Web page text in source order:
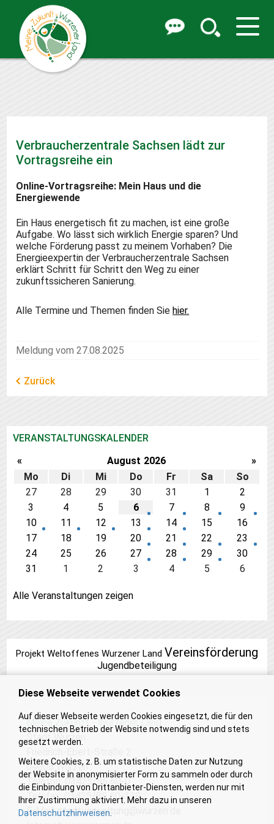
Verbraucherzentrale Sachsen lädt zur
Vortragsreihe ein
Online-Vortragsreihe: Mein Haus und die
Energiewende
Ein Haus energetisch fit zu machen, ist eine große
Aufgabe. Wo lässt sich wirklich Energie sparen? Und
welche Förderung passt zu meinem Vorhaben? Die
Energieexpertin der Verbraucherzentrale Sachsen
erklärt Schritt für Schritt den Weg zu einer
zukunftssicheren Sanierung.
Alle Termine und Themen finden Siehier.
Meldung vom 27.08.2025
Zurück
VERANSTALTUNGSKALENDER
«
August 2026
»
Mo
Di Mi Do Fr Sa
So
27
28 29 30 31 1
2
3
4 5 6 7 8
9
10
11 12 13 14 15
16
17
18 19 20 21 22
23
24
25 26 27 28 29
30
31
1 2 3 4 5 6
Alle Veranstaltungen zeigen
Projekt Weltoffenes Wurzener Land Vereinsförderung
Jugendbeteiligung
Meine Zukunft - Wurzener Land
Stadt Wurzen
04808 Wurzen
Telefon: 03425/85 60-0
Telefax: 03425/85 60-119
E-Mail:stadtverwaltung@wurzen.de
Diese Webseite verwendet Cookies
Auf dieser Webseite werden Cookies eingesetzt, die für den
technischen Betrieb der Website notwendig sind und stets
gesetzt werden.
Weitere Cookies, z. B. um statistische Daten zur Nutzung
der Website in anonymisierter Form zu sammeln oder durch
die Einbindung von Drittanbieter-Diensten, werden nur mit
Ihrer Zustimmung aktiviert. Mehr dazu in unseren
Datenschutzhinweisen.